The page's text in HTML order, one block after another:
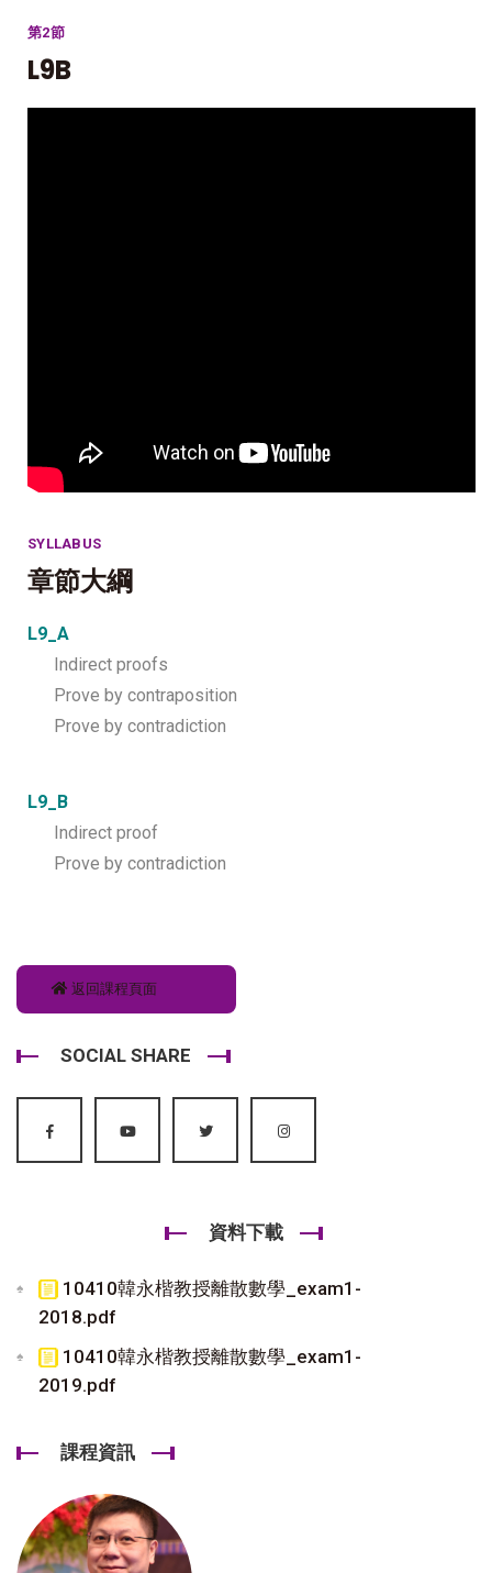
第2節
L9B
SYLLABUS
章節大綱
L9_A
Indirect proofs
Prove by contraposition
Prove by contradiction
L9_B
Indirect proof
Prove by contradiction
返回課程頁面
SOCIAL SHARE
資料下載
10410韓永楷教授離散數學_exam1-
2018.pdf
10410韓永楷教授離散數學_exam1-
2019.pdf
課程資訊